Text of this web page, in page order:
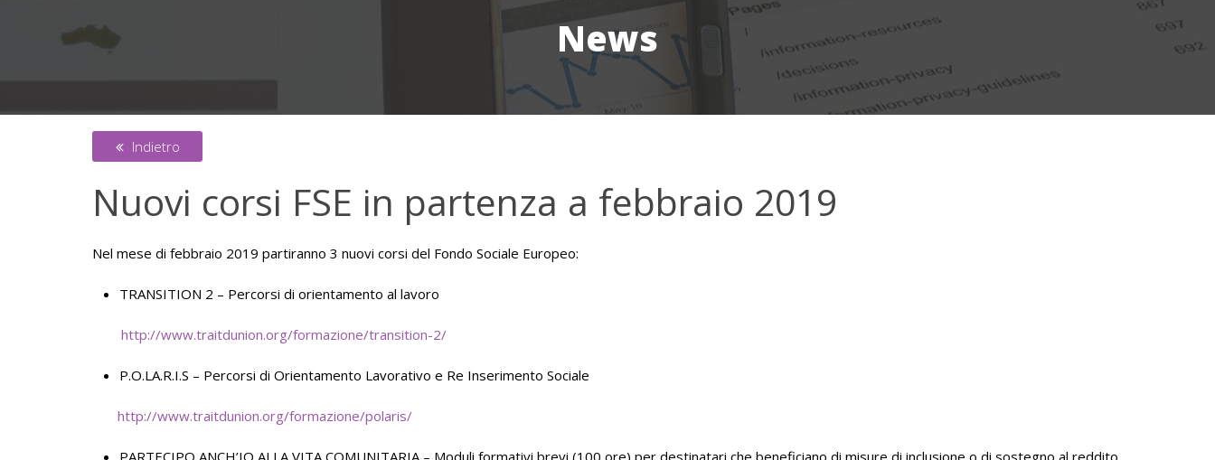
News
Indietro
Nuovi corsi FSE in partenza a febbraio 2019
Nel mese di febbraio 2019 partiranno 3 nuovi corsi del Fondo Sociale Europeo:
TRANSITION 2 – Percorsi di orientamento al lavoro
http://www.traitdunion.org/formazione/transition-2/
P.O.LA.R.I.S – Percorsi di Orientamento Lavorativo e Re Inserimento Sociale
http://www.traitdunion.org/formazione/polaris/
PARTECIPO ANCH’IO ALLA VITA COMUNITARIA – Moduli formativi brevi (100 ore) per destinatari che beneficiano di misure di inclusione o di sostegno al reddito